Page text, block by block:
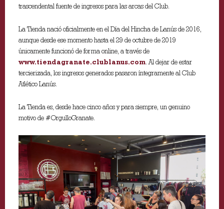
trascendental fuente de ingresos para las arcas del Club.
La Tienda nació oficialmente en el Día del Hincha de Lanús de 2016,
aunque desde ese momento hasta el 29 de octubre de 2019
únicamente funcionó de forma online, a través de
www.tiendagranate.clublanus.com. Al dejar de estar
tercierizada, los ingresos generados pasaron íntegramente al Club
Atlético Lanús.
La Tienda es, desde hace cinco años y para siempre, un genuino
motivo de #OrgulloGranate.